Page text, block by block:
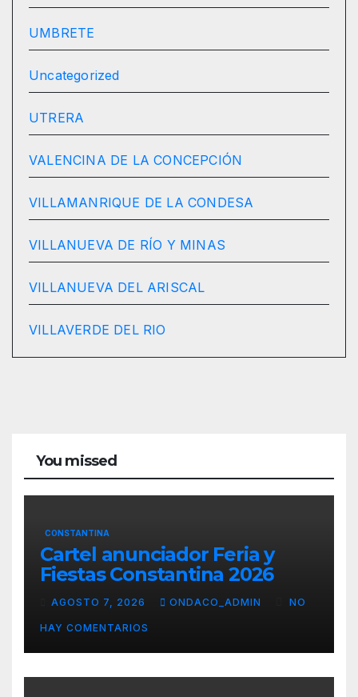
UMBRETE
Uncategorized
UTRERA
VALENCINA DE LA CONCEPCIÓN
VILLAMANRIQUE DE LA CONDESA
VILLANUEVA DE RÍO Y MINAS
VILLANUEVA DEL ARISCAL
VILLAVERDE DEL RIO
You missed
CONSTANTINA
Cartel anunciador Feria y
Fiestas Constantina 2026
AGOSTO 7, 2026 ONDACO_ADMIN NO
HAY COMENTARIOS